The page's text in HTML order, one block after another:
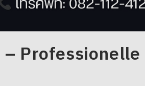
Professionelle